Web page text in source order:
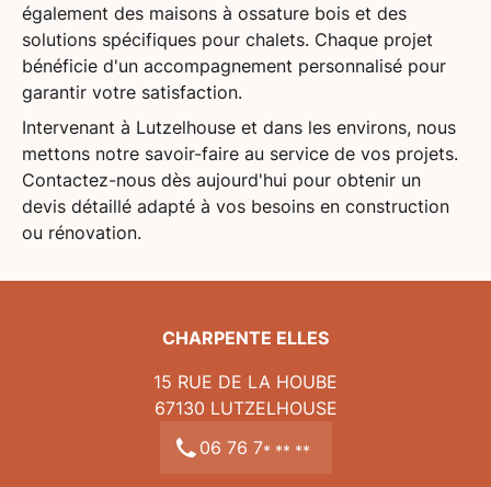
également des maisons à ossature bois et des
solutions spécifiques pour chalets. Chaque projet
bénéficie d'un accompagnement personnalisé pour
garantir votre satisfaction.
Intervenant à Lutzelhouse et dans les environs, nous
mettons notre savoir-faire au service de vos projets.
Contactez-nous dès aujourd'hui pour obtenir un
devis détaillé adapté à vos besoins en construction
ou rénovation.
CHARPENTE ELLES
15 RUE DE LA HOUBE
67130 LUTZELHOUSE
06 76 7* ** **